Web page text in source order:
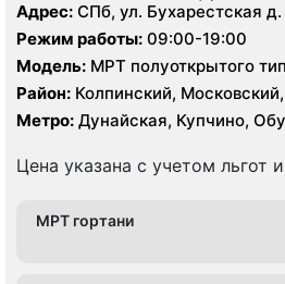
Адрес: СПб, ул. Бухарестская д.
Режим работы: 09:00-19:00
Модель: МРТ полуоткрытого
Vantage Atlas 1.5Т, КТ Toshiba
срезов, КТ Siemens Somatom 16
Район: Колпинский,
Фрунзенский
Метро: Дунайская, Купчино,
Цена указана с учетом льгот
МРТ гортани